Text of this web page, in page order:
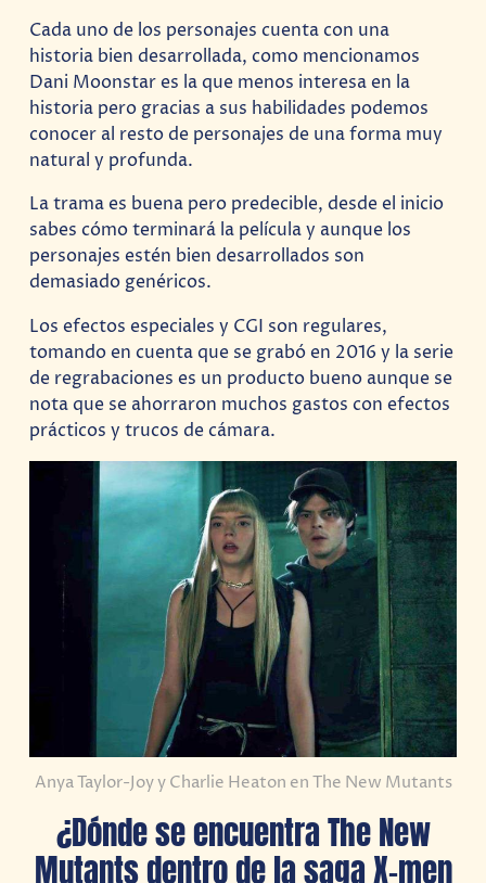
Cada uno de los personajes cuenta con una
historia bien desarrollada, como mencionamos
Dani Moonstar es la que menos interesa en la
historia pero gracias a sus habilidades podemos
conocer al resto de personajes de una forma muy
natural y profunda.
La trama es buena pero predecible, desde el inicio
sabes cómo terminará la película y aunque los
personajes estén bien desarrollados son
demasiado genéricos.
Los efectos especiales y CGI son regulares,
tomando en cuenta que se grabó en 2016 y la serie
de regrabaciones es un producto bueno aunque se
nota que se ahorraron muchos gastos con efectos
prácticos y trucos de cámara.
Anya Taylor-Joy y Charlie Heaton en The New Mutants
¿Dónde se encuentra The New
Mutants dentro de la saga X-men